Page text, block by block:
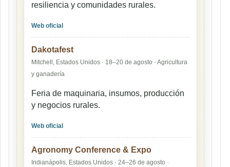
resiliencia y comunidades rurales.
Web oficial
Dakotafest
Mitchell, Estados Unidos · 18–20 de agosto · Agricultura
y ganadería
Feria de maquinaria, insumos, producción
y negocios rurales.
Web oficial
Agronomy Conference & Expo
Indianápolis, Estados Unidos · 24–26 de agosto ·